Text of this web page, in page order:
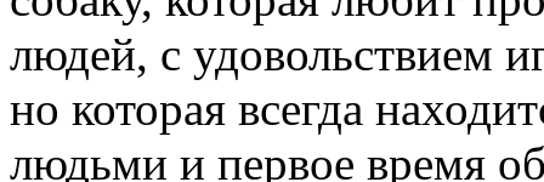
людей, с удовольствием
но которая всегда
людьми и первое время